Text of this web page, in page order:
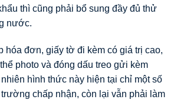
thì cũng phải bổ sung đầy đủ thử
nước.
đơn, giấy tờ đi kèm có giá trị cao,
photo và đóng dấu treo gửi kèm
hình thức này hiện tại chỉ một số
chấp nhận, còn lại vẫn phải làm